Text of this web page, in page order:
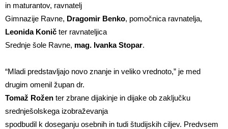
in maturantov, ravnatelj
Gimnazije Ravne, Dragomir Benko, pomočnica ravnatelja,
Leonida Konič ter ravnateljica
Srednje šole Ravne, mag. Ivanka Stopar.
“Mladi predstavljajo novo znanje in veliko vrednoto,” je med
drugim omenil župan dr.
Tomaž Rožen ter zbrane dijakinje in dijake ob zaključku
srednješolskega izobraževanja
spodbudil k doseganju osebnih in tudi študijskih ciljev. Predvsem